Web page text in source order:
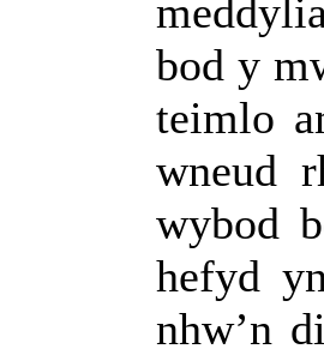
bod y
teimlo
wneud
wybod
hefyd
nhw’n